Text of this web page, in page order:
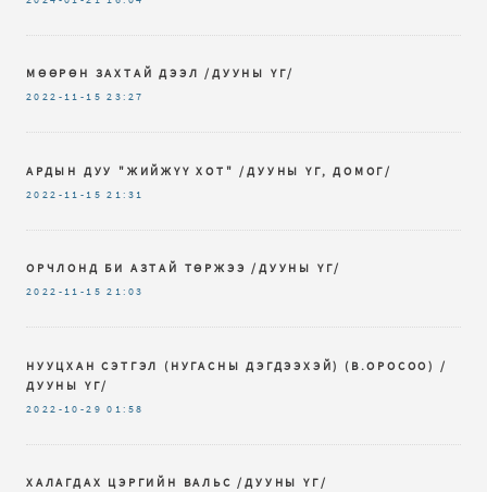
МӨӨРӨН ЗАХТАЙ ДЭЭЛ /ДУУНЫ ҮГ/
2022-11-15 23:27
АРДЫН ДУУ "ЖИЙЖҮҮ ХОТ" /ДУУНЫ ҮГ, ДОМОГ/
2022-11-15 21:31
ОРЧЛОНД БИ АЗТАЙ ТӨРЖЭЭ /ДУУНЫ ҮГ/
2022-11-15 21:03
НУУЦХАН СЭТГЭЛ (НУГАСНЫ ДЭГДЭЭХЭЙ) (В.ОРОСОО) /
ДУУНЫ ҮГ/
2022-10-29 01:58
ХАЛАГДАХ ЦЭРГИЙН ВАЛЬС /ДУУНЫ ҮГ/